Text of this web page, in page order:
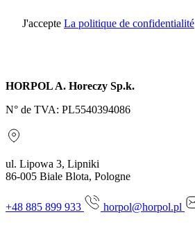
J'accepte La politique de confidentialité
HORPOL A. Horeczy Sp.k.
N° de TVA: PL5540394086
ul. Lipowa 3, Lipniki
86-005 Biale Blota, Pologne
+48 885 899 933 horpol@horpol.pl